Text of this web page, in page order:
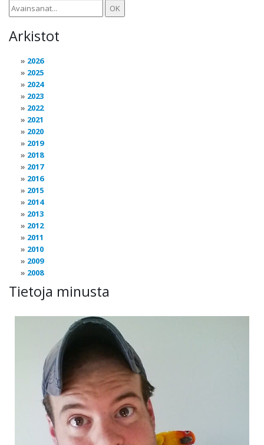
Arkistot
2026
2025
2024
2023
2022
2021
2020
2019
2018
2017
2016
2015
2014
2013
2012
2011
2010
2009
2008
Tietoja minusta